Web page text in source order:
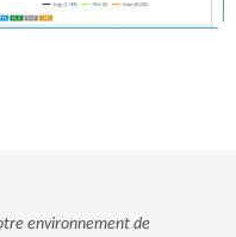
environnement de